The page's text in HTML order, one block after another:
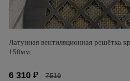
Латунная вентиляционная решётка
150мм
6 310 ₽ 7510